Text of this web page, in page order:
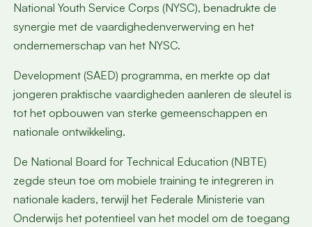
National Youth Service Corps (NYSC), benadrukte de
synergie met de vaardighedenverwerving en het
ondernemerschap van het NYSC.
Development (SAED) programma, en merkte op dat
jongeren praktische vaardigheden aanleren de sleutel is
tot het opbouwen van sterke gemeenschappen en
nationale ontwikkeling.
De National Board for Technical Education (NBTE)
zegde steun toe om mobiele training te integreren in
nationale kaders, terwijl het Federale Ministerie van
Onderwijs het potentieel van het model om de toegang